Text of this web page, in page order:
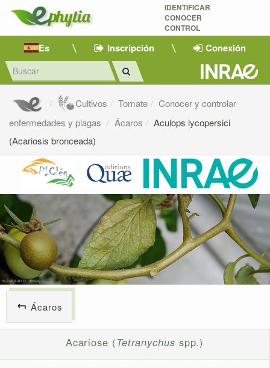
IDENTIFICAR
CONOCER
CONTROL
Es Inscripción Conexión
Cultivos Tomate
Conocer y controlar
enfermedades y plagas
Ácaros
Aculops lycopersici
(Acariosis bronceada)
Ácaros
Acariose (Tetranychus spp.)